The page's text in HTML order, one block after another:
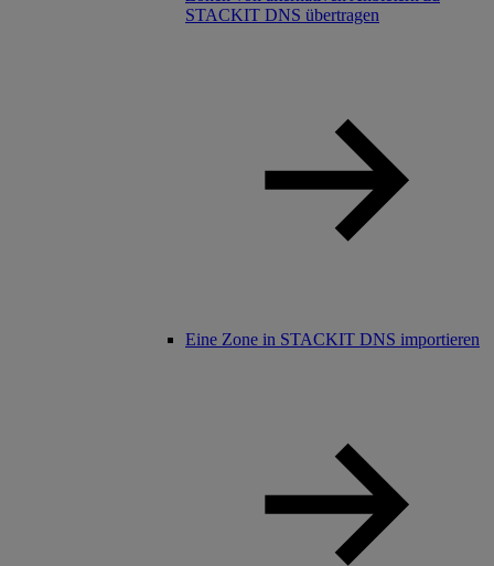
STACKIT DNS übertragen
Eine Zone in STACKIT DNS importieren